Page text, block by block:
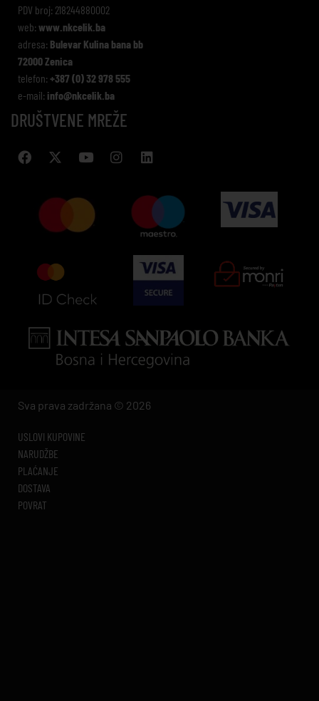
PDV broj: 218244880002
web: www.nkcelik.ba
adresa: Bulevar Kulina bana bb
72000 Zenica
telefon: +387 (0) 32 978 555
e-mail: info@nkcelik.ba
DRUŠTVENE MREŽE
Sva prava zadržana © 2026
USLOVI KUPOVINE
NARUDŽBE
PLAĆANJE
DOSTAVA
POVRAT